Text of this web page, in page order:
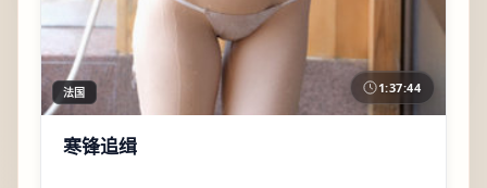
法国 1:37:44
寒锋追缉